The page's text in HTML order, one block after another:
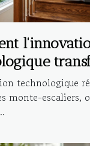
monte-
technologique
monte-escaliers,